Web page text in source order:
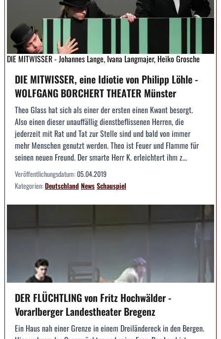
DIE MITWISSER - Johannes Lange, Ivana Langmajer, Heiko Grosche
DIE MITWISSER, eine Idiotie von Philipp Löhle -
WOLFGANG BORCHERT THEATER Münster
Theo Glass hat sich als einer der ersten einen Kwant besorgt.
Also einen dieser unauffällig dienstbeflissenen Herren, die
jederzeit mit Rat und Tat zur Stelle sind und bald von immer
mehr Menschen genutzt werden. Theo ist Feuer und Flamme für
seinen neuen Freund. Der smarte Herr K. erleichtert ihm z...
Veröffentlichungsdatum:05.04.2019
Kategorien:DeutschlandNewsSchauspiel
DER FLÜCHTLING von Fritz Hochwälder -
Vorarlberger Landestheater Bregenz
Ein Haus nah einer Grenze in einem Dreiländereck in den Bergen.